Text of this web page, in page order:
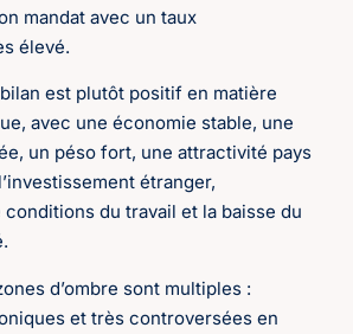
mandat avec un taux
élevé.
est plutôt positif en matière
avec une économie stable, une
un péso fort, une attractivité pays
étranger,
conditions du travail et la baisse du
d’ombre sont multiples :
et très controversées en